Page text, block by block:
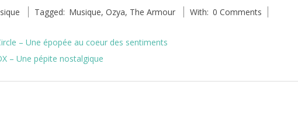
Tagged: Musique, Ozya, The Armour With: 0 Comments
– Une épopée au coeur des sentiments
– Une pépite nostalgique